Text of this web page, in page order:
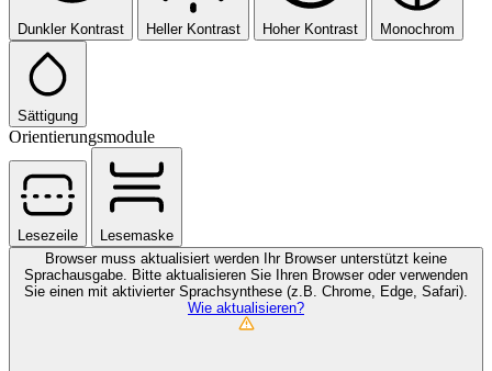
Dunkler Kontrast Heller Kontrast Hoher Kontrast Monochrom
Sättigung
Orientierungsmodule
Lesezeile
Lesemaske
Browser muss aktualisiert werden
Ihr Browser unterstützt keine
Sprachausgabe. Bitte aktualisieren Sie Ihren Browser oder verwenden
Sie einen mit aktivierter Sprachsynthese (z.B. Chrome, Edge, Safari).
Wie aktualisieren?